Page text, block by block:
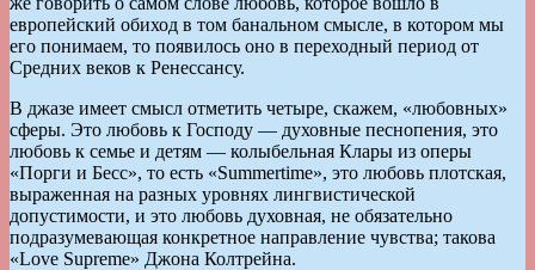
европейский обиход в том банальном смысле, в котором мы
его понимаем, то появилось оно в переходный период от
Средних веков к Ренессансу.
В джазе имеет смысл отметить четыре, скажем, «любовных»
сферы. Это любовь к Господу — духовные песнопения, это
любовь к семье и детям — колыбельная Клары из оперы
«Порги и Бесс», то есть «Summertime», это любовь плотская,
выраженная на разных уровнях лингвистической
допустимости, и это любовь духовная, не обязательно
подразумевающая конкретное направление чувства; такова
«Love Supreme» Джона Колтрейна.